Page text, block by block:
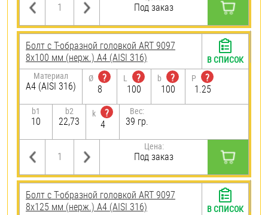
Под заказ
Болт с Т-образной головкой ART 9097
8х100 мм (нерж.) A4 (AISI 316)
Материал
A4 (AISI 316)
Ø
?
8
L
?
100
b
?
100
P
?
1.25
b1
10
b2
22,73
k
?
4
Вес:
39 гр.
Цена:
Под заказ
В СПИСОК
Болт с Т-образной головкой ART 9097
8х125 мм (нерж.) A4 (AISI 316)
В СПИСОК